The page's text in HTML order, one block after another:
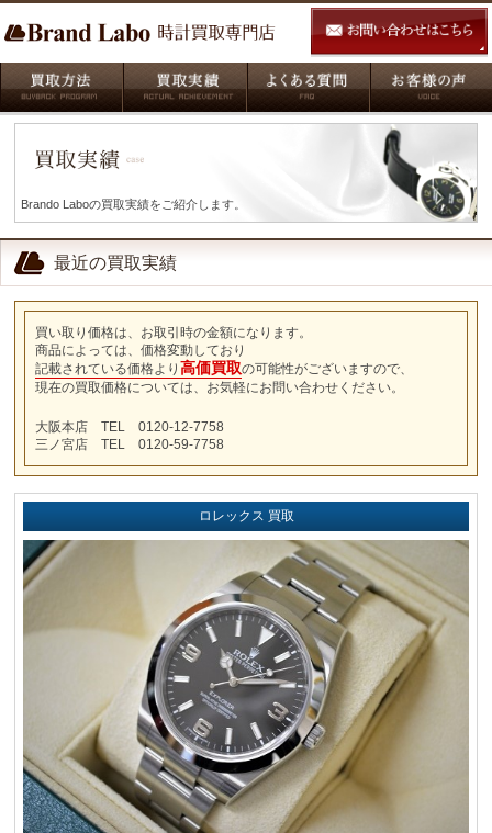
Brando Laboの買取実績をご紹介します。
最近の買取実績
買い取り価格は、お取引時の金額になります。
商品によっては、価格変動しており
記載されている価格より 高価買取の可能性がございますので、
現在の買取価格については、お気軽にお問い合わせください。
大阪本店 TEL 0120-12-7758
三ノ宮店 TEL 0120-59-7758
ロレックス 買取